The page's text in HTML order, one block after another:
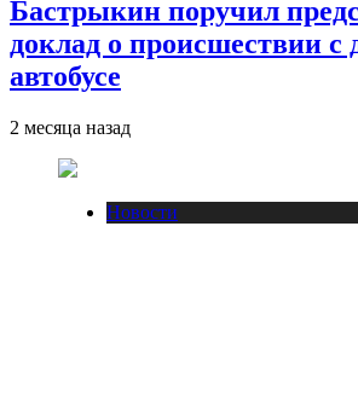
Бастрыкин поручил
доклад о происшествии с
автобусе
2 месяца назад
Новости